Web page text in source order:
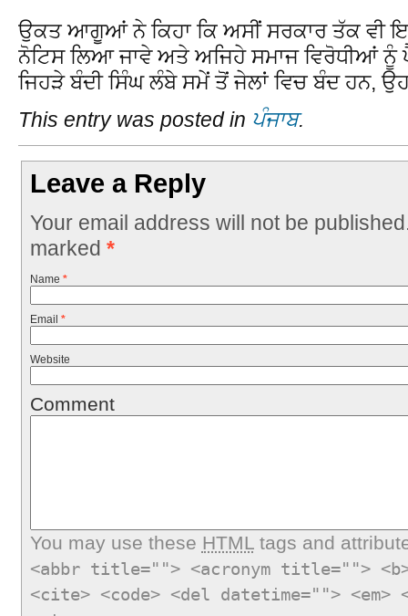
ਉਕਤ ਆਗੂਆਂ ਨੇ ਕਿਹਾ ਕਿ ਅਸੀਂ ਸਰਕਾਰ ਤੱਕ ਵੀ
ਨੋਟਿਸ ਲਿਆ ਜਾਵੇ ਅਤੇ ਅਜਿਹੇ ਸਮਾਜ ਵਿਰੋਧੀਆਂ ਨੂੰ
ਜਿਹੜੇ ਬੰਦੀ ਸਿੰਘ ਲੰਬੇ ਸਮੇਂ ਤੋਂ ਜੇਲਾਂ ਵਿਚ ਬੰਦ ਹਨ,
This entry was posted in ਪੰਜਾਬ.
Leave a Reply
Your email address will not be
marked *
Name *
Email *
Website
Comment
You may use these HTMLtags and
<abbr title=""> <acronym title="">
<cite> <code> <del datetime="">